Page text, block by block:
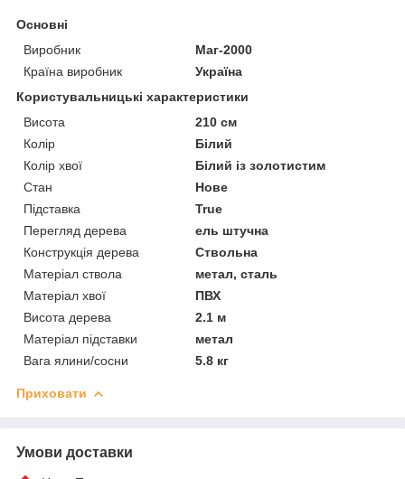
Основні
Виробник
Маг-2000
Країна виробник
Україна
Користувальницькі характеристики
Висота
210 см
Колір
Білий
Колір хвої
Білий із золотистим
Стан
Нове
Підставка
True
Перегляд дерева
ель штучна
Конструкція дерева
Ствольна
Матеріал ствола
метал, сталь
Матеріал хвої
ПВХ
Висота дерева
2.1 м
Матеріал підставки
метал
Вага ялини/сосни
5.8 кг
Приховати
Умови доставки